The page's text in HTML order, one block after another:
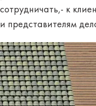
сотрудничать,- к
и представителям